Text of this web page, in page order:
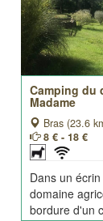
Camping du
Madame
Bras (23.6
8 € - 18 €
Dans un
domaine
bordure d'un